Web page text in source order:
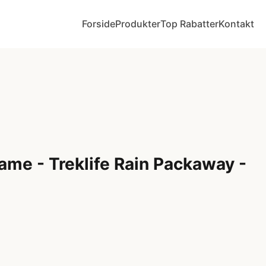
ForsideProdukterTop RabatterKontakt
- Treklife Rain Packaway -